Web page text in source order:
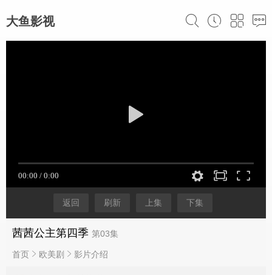
大鱼影视
返回 刷新 上集 下集
茜茜公主第四季 第03集
首页 欧美剧 影片介绍